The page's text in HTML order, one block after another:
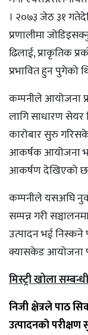
। २०७३ जेठ ३१
प्रणालीमा
ढिलाई, प्राकृतिक
प्रभावित हुन पुगेको
कम्पनीले आयोजना
लागि साधारण सेयर
कारोबार सुरु
आकर्षक आयोजना
आकर्षण देखिएको छ
कम्पनीले यसअघि
सम्पन्न गरी
उत्पादन भई निस्कने
क्यासकेड आयोजना
मिस्ट्री खोला
निजी क्षेत्रले पाठ
उत्पादनकाे